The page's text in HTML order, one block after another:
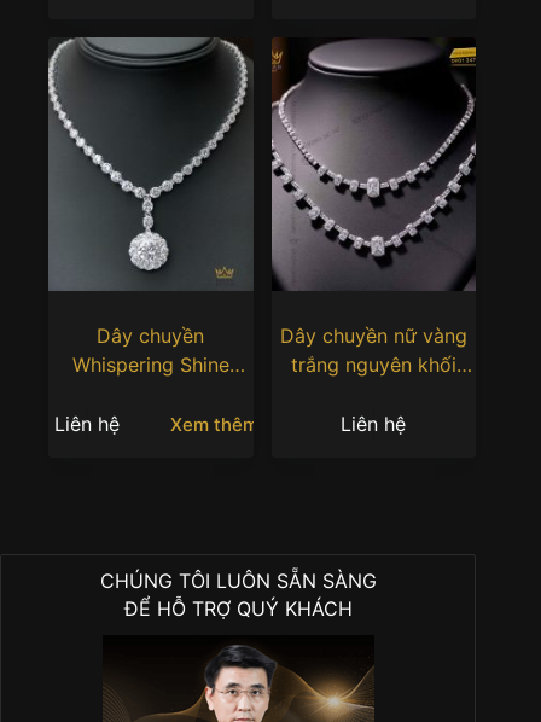
Dây chuyền
Whispering Shine
khối Au750 đính kim
Liên hệ Xem thêm
Dây chuyền nữ vàng
trắng nguyên khối
cương Emerald
Liên hệ
CHÚNG TÔI LUÔN SẴN SÀNG
ĐỂ HỖ TRỢ QUÝ KHÁCH